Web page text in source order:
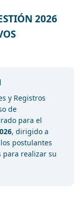
2026
y Registros
de
para el
, dirigido a
postulantes
para realizar su